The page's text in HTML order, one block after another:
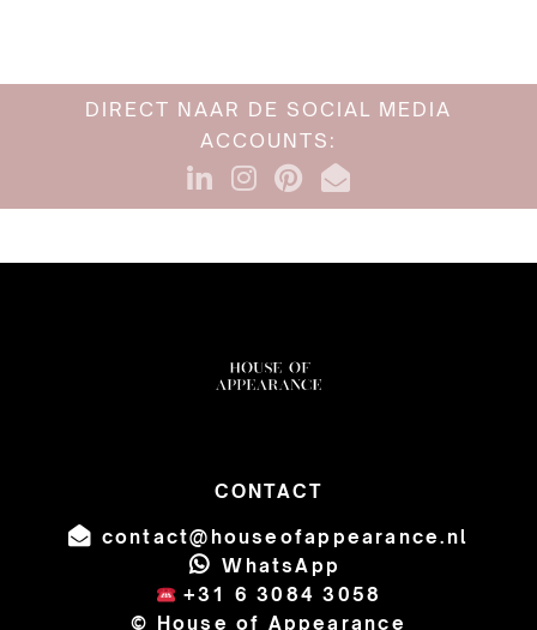
DIRECT NAAR DE SOCIAL MEDIA
ACCOUNTS:
CONTACT
contact@houseofappearance.nl
WhatsApp
+31 6 3084 3058
© House of Appearance